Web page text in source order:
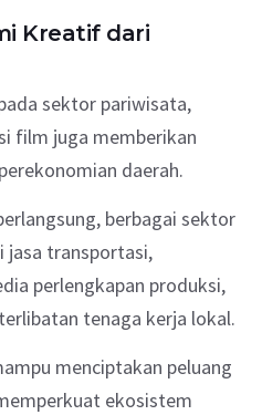
Kreatif dari
sektor pariwisata,
film juga memberikan
daerah.
berbagai sektor
jasa transportasi,
perlengkapan produksi,
tenaga kerja lokal.
menciptakan peluang
ekosistem